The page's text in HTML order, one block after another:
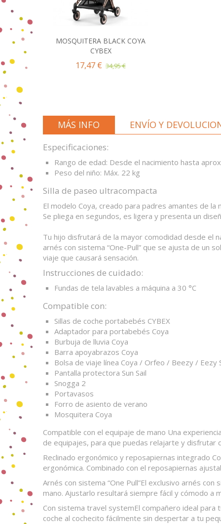
Añadir al Carrito
MOSQUITERA BLACK COYA
CYBEX
17,47 € 34,95 €
MÁS INFO ENVÍO Y
Especificaciones:
Rango de edad: Desde el nacimiento hasta
Peso del niño: Máx. 22 kg
Silla de paseo ultracompacta
El modelo Coya, creado para padres amantes de
Se pliega en segundos, es ligera y presenta un
Tu hijo disfrutará de la mayor comodidad desde el
arnés con sistema “One-Pull” que se ajusta de un
viaje que causará sensación.
Instrucciones de cuidado:
Fundas de tela lavables a máquina a 30 °C
Compatible con:
Sillas de coche portabebés CYBEX
Adaptador para portabebés Coya
Burbuja de lluvia Coya
Barra apoyabrazos Coya
Bolsa de viaje línea Coya / Orfeo / Beezy /
Pantalla protectora Sun Sail
Snogga 2
Portavasos
Forro de asiento de verano
Mosquitera Coya
Compatible con el equipaje de mano Una
de equipajes, para que puedas relajarte y disfrutar
Reclinado ergonómico y reposapiernas integrado
ergonómica. Combinado con el reposapiernas
Arnés con sistema “One Pull”El exclusivo arnés
mano. Ajustarlo resultará siempre fácil y cómodo a
Con sistema travel systemEl compañero ideal
coche al cochecito fácilmente sin despertar a tu